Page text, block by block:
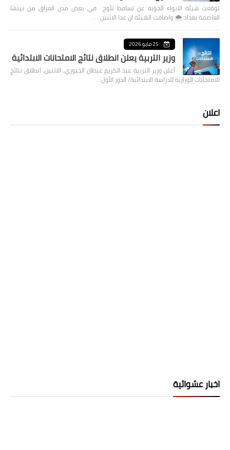
توقعت هيئة الانواء الجوية عن تساقط ثلوج في بعض مدن العراق من بينها
العاصمة بغداد ⁦🌨️⁩ واضافت الهيئة ان غدا الاثنين …
25 مايو 2026
وزير التربية يعلن انطلاق نتائج الامتحانات الابتدائية
أعلن وزير التربية عبد الكريم عبطان الجبوري، الاثنين، انطلاق نتائج
الامتحانات الوزارية للدراسة الابتدائية/ الدور الأول…
اعلان
اخبار عشوائية